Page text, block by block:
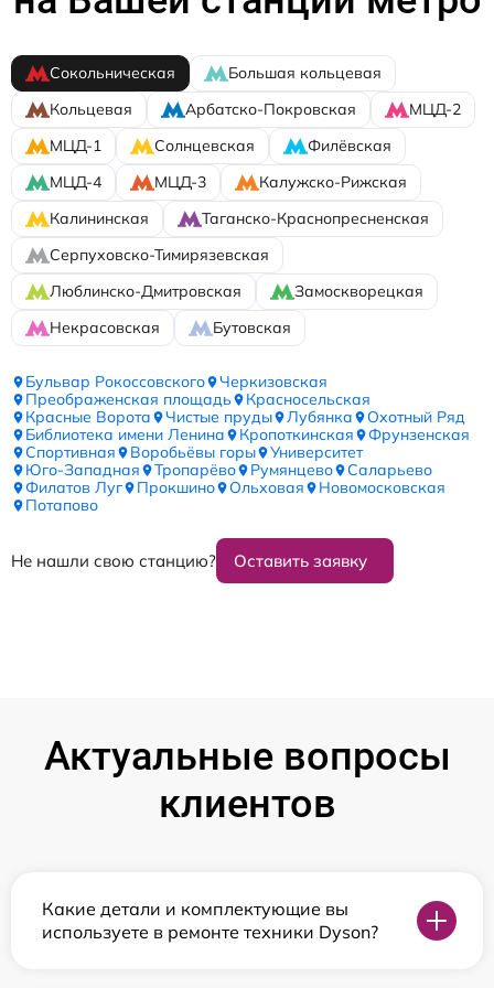
Сокольническая
Большая кольцевая
Кольцевая
Арбатско-Покровская
МЦД-2
МЦД-1
Солнцевская
Филёвская
МЦД-4
МЦД-3
Калужско-Рижская
Калининская
Таганско-Краснопресненская
Серпуховско-Тимирязевская
Люблинско-Дмитровская
Замоскворецкая
Некрасовская
Бутовская
Бульвар Рокоссовского
Черкизовская
Преображенская площадь
Красносельская
Красные Ворота
Чистые пруды Лубянка
Охотный Ряд
Библиотека имени Ленина
Кропоткинская
Фрунзенская
Спортивная
Воробьёвы горы
Университет
Юго-Западная
Тропарёво Румянцево
Саларьево
Филатов Луг
Прокшино Ольховая
Новомосковская
Потапово
Не нашли свою станцию? Оставить заявку
Актуальные вопросы
клиентов
Какие детали и комплектующие вы
используете в ремонте техники Dyson?